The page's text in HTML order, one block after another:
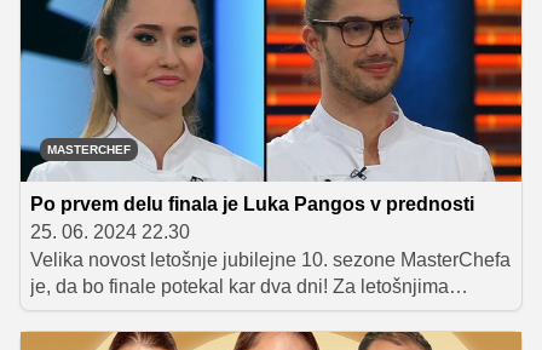
okusen tzatziki in s katerimi sestavinami lahko to
preprosto grško jed še popestrite.
MASTERCHEF
Po prvem delu finala je Luka Pangos v prednosti
25. 06. 2024 22.30
Velika novost letošnje jubilejne 10. sezone MasterChefa
je, da bo finale potekal kar dva dni! Za letošnjima
finalistoma, Luko Pangosem in Klaro Šmigoc, je že prvi
del kuhanja, v katerem si je Luka pridobil 7 točk